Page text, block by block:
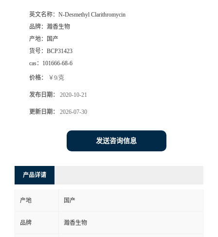
英文名称： N-Desmethyl Clarithromycin
品牌： 瀚香生物
产地：
国产
货号： BCP31423
cas： 101666-68-6
价格： ￥9/克
发布日期： 2020-10-21
更新日期： 2026-07-30
发送咨询信息
产品详请
产地 国产
品牌 瀚香生物